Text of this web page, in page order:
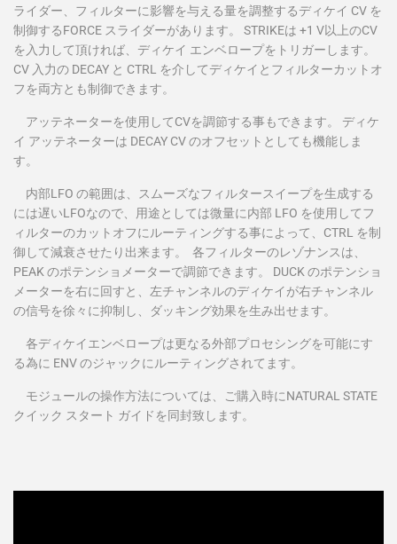
ライダー、フィルターに影響を与える量を調整するディケイ CV を
制御するFORCE スライダーがあります。
STRIKEは +1 V以上のCV
を入力して頂ければ、ディケイ エンベロープをトリガーします。
CV 入力の DECAY と CTRL を介してディケイとフィルターカットオ
フを両方とも制御できます。
アッテネーターを使用してCVを調節する事もできます。
ディケ
イ アッテネーターは DECAY CV のオフセットとしても機能しま
す。
内部LFO の範囲は、スムーズなフィルタースイープを生成する
には遅いLFOなので、用途としては微量に内部 LFO を使用してフ
ィルターのカットオフにルーティングする事によって、CTRL を制
御して減衰させたり出来ます。
各フィルターのレゾナンスは、
PEAK のポテンショメーターで調節できます。
DUCK のポテンショ
メーターを右に回すと、左チャンネルのディケイが右チャンネル
の信号を徐々に抑制し、ダッキング効果を生み出せます。
各ディケイエンベロープは更なる外部プロセシングを可能にす
る為に ENV のジャックにルーティングされてます。
モジュールの操作方法については、ご購入時にNATURAL STATE
クイック スタート ガイドを同封致します。